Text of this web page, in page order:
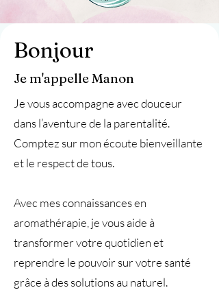
Bonjour
Je m'appelle Manon
Je vous accompagne avec douceur
dans l’aventure de la parentalité.
Comptez sur mon écoute bienveillante
et le respect de tous.
Avec mes connaissances en
aromathérapie, je vous aide à
transformer votre quotidien et
reprendre le pouvoir sur votre santé
grâce à des solutions au naturel.